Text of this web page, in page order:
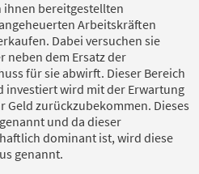
bereitgestellten
Arbeitskräften
Dabei versuchen sie
neben dem Ersatz der
für sie abwirft. Dieser Bereich
investiert wird mit der Erwartung
Geld zurückzubekommen. Dieses
und da dieser
dominant ist, wird diese
genannt.